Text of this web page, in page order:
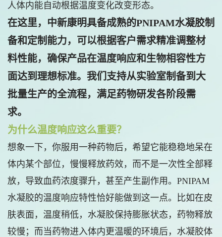
人体内能自动根据温度变化改变形态。
在这里，中新康明具备成熟的PNIPAM水凝胶制
备和定制能力，可以根据客户需求精准调整材
料性能，确保产品在温度响应和生物相容性方
面达到理想标准。我们支持从实验室制备到大
批量生产的全流程，满足药物研发各阶段需
求。
为什么温度响应这么重要？
想象一下，你服用一种药物后，希望它能稳稳地呆在
体内某个部位，慢慢释放药效，而不是一次性全部释
放，导致血药浓度骤升，甚至产生副作用。PNIPAM
水凝胶的温度响应特性恰好能做到这一点。比如在皮
肤表面，温度稍低，水凝胶保持膨胀状态，药物释放
较慢；而当药物进入体内更温暖的环境后，水凝胶体